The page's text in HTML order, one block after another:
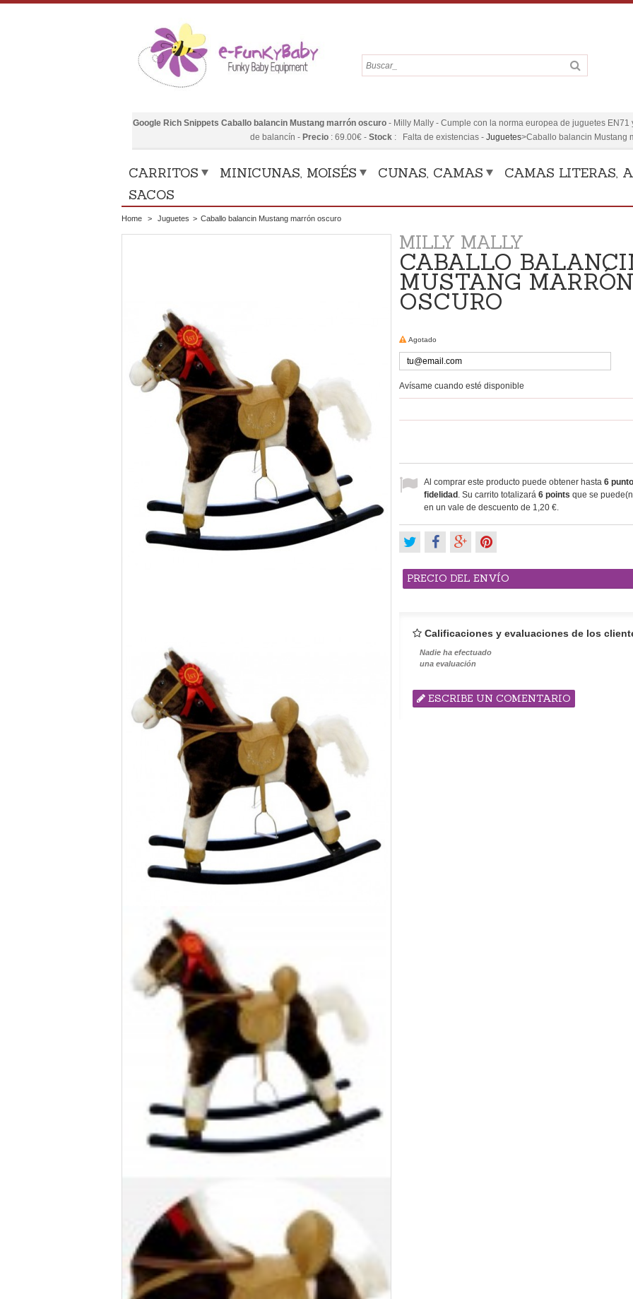
Google Rich Snippets Caballo balancin Mustang marrón oscuro- Milly Mally- Cumple con la norma europea de juguetes EN71
de balancín - Precio : 69.00€ - Stock : Falta de existencias - Juguetes>Caballo balancin Mustang
CARRITOS MINICUNAS, MOISÉS CUNAS, CAMAS
CAMAS LITERAS,
SACOS
Home > Juguetes > Caballo balancin Mustang marrón oscuro
MILLY MALLY
CABALLO
MUSTANG
OSCURO
Agotado
Avísame cuando esté disponible
Al comprar este producto puede obtener hasta 6
fidelidad . Su carrito totalizará 6 points que se
en un vale de descuento de 1,20 €.
PRECIO DEL ENVÍO
Calificaciones y evaluaciones de los
Nadie ha efectuado
una evaluación
ESCRIBE UN COMENTARIO